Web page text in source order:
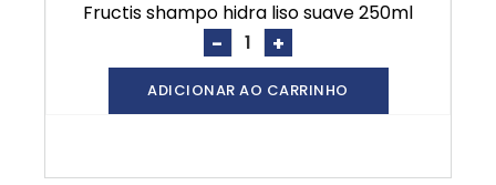
fructis shampo hidra liso suave 250ml
- +
ADICIONAR AO CARRINHO